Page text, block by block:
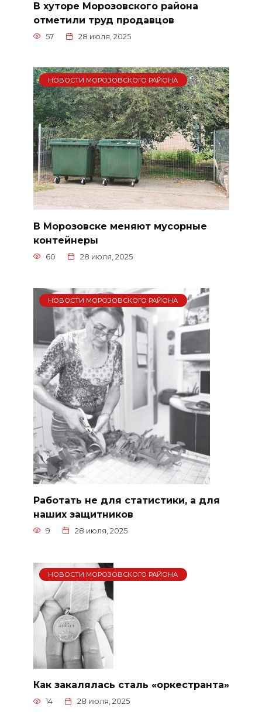
В хуторе Морозовского района
отметили труд продавцов
57 28 июля, 2025
НОВОСТИ МОРОЗОВСКОГО РАЙОНА
В Морозовске меняют мусорные
контейнеры
60 28 июля, 2025
НОВОСТИ МОРОЗОВСКОГО РАЙОНА
Работать не для статистики, а для
наших защитников
9 28 июля, 2025
НОВОСТИ МОРОЗОВСКОГО РАЙОНА
Как закалялась сталь «оркестранта»
14 28 июля, 2025